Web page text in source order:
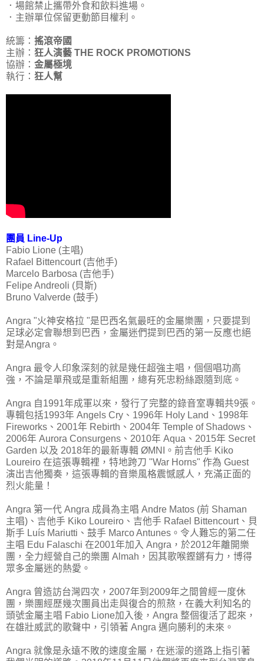
．場館禁止攜帶外食和飲料進場。
．主辦單位保留更動節目權利。
統籌： 搖滾帝國
主辦： 狂人演藝 THE ROCK PROMOTIONS
協辦： 金屬極境
執行： 狂人幫
團員 Line-Up
Fabio Lione (主唱)
Rafael Bittencourt (吉他手)
Marcelo Barbosa (吉他手)
Felipe Andreoli (貝斯)
Bruno Valverde (鼓手)
Angra "火神安格拉 "是巴西名氣最旺的金屬樂團，只要提到
足球必定會聯想到巴西，金屬迷們提到巴西的第一反應也絕
對是Angra。
Angra 最令人印象深刻的就是幾任超強主唱，個個唱功高
強，不論是單飛或是重新組團，總有死忠粉絲跟隨到底。
Angra 自1991年成軍以來，發行了完整的錄音室專輯共9張。
專輯包括1993年 Angels Cry、1996年 Holy Land、1998年
Fireworks、2001年 Rebirth、2004年 Temple of Shadows、
2006年 Aurora Consurgens、2010年 Aqua、2015年 Secret
Garden 以及 2018年的最新專輯 ØMNI。前吉他手 Kiko
Loureiro 在這張專輯裡，特地跨刀 "War Horns" 作為 Guest
演出吉他獨奏，這張專輯的音樂風格震憾感人，充滿正面的
烈火能量！
Angra 第一代 Angra 成員為主唱 Andre Matos (前 Shaman
主唱)、吉他手 Kiko Loureiro、吉他手 Rafael Bittencourt、貝
斯手 Luís Mariutti、鼓手 Marco Antunes。令人難忘的第二任
主唱 Edu Falaschi 在2001年加入 Angra，於2012年離開樂
團，全力經營自己的樂團 Almah，因其歌喉鏗鏘有力，博得
眾多金屬迷的熱愛。
Angra 曾造訪台灣四次，2007年到2009年之間曾經一度休
團，樂團經歷幾次團員出走與復合的煎熬，在義大利知名的
頭號金屬主唱 Fabio Lione加入後，Angra 整個復活了起來，
在雄壯威武的歌聲中，引領著 Angra 邁向勝利的未來。
Angra 就像是永遠不敗的速度金屬，在迷濛的道路上指引著